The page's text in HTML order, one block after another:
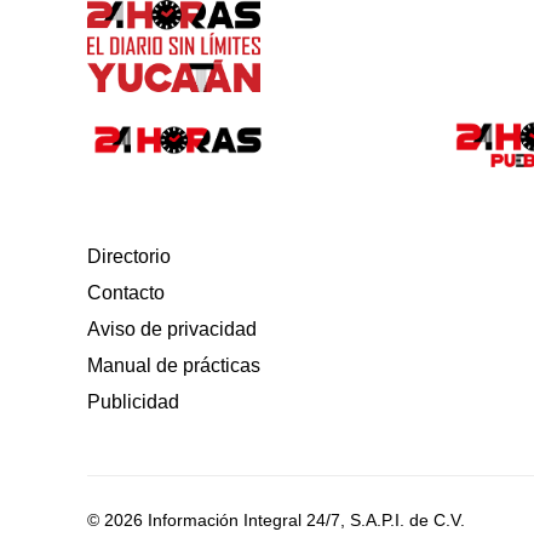
Directorio
Contacto
Aviso de privacidad
Manual de prácticas
Publicidad
© 2026 Información Integral 24/7, S.A.P.I. de C.V.